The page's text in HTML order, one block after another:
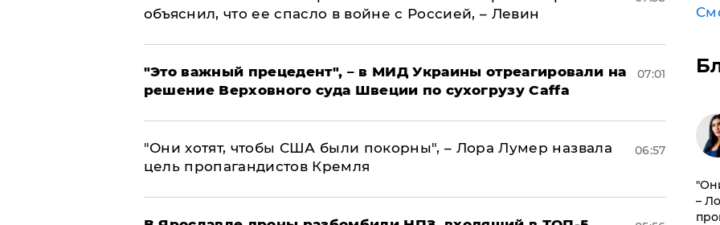
объяснил, что ее спасло в войне с Россией, – Левин
"Это важный прецедент", – в МИД Украины отреагировали на
решение Верховного суда Швеции по сухогрузу Caffa
07:01
"Они хотят, чтобы США были покорны", – Лора Лумер назвала
цель пропагандистов Кремля
06:57
–